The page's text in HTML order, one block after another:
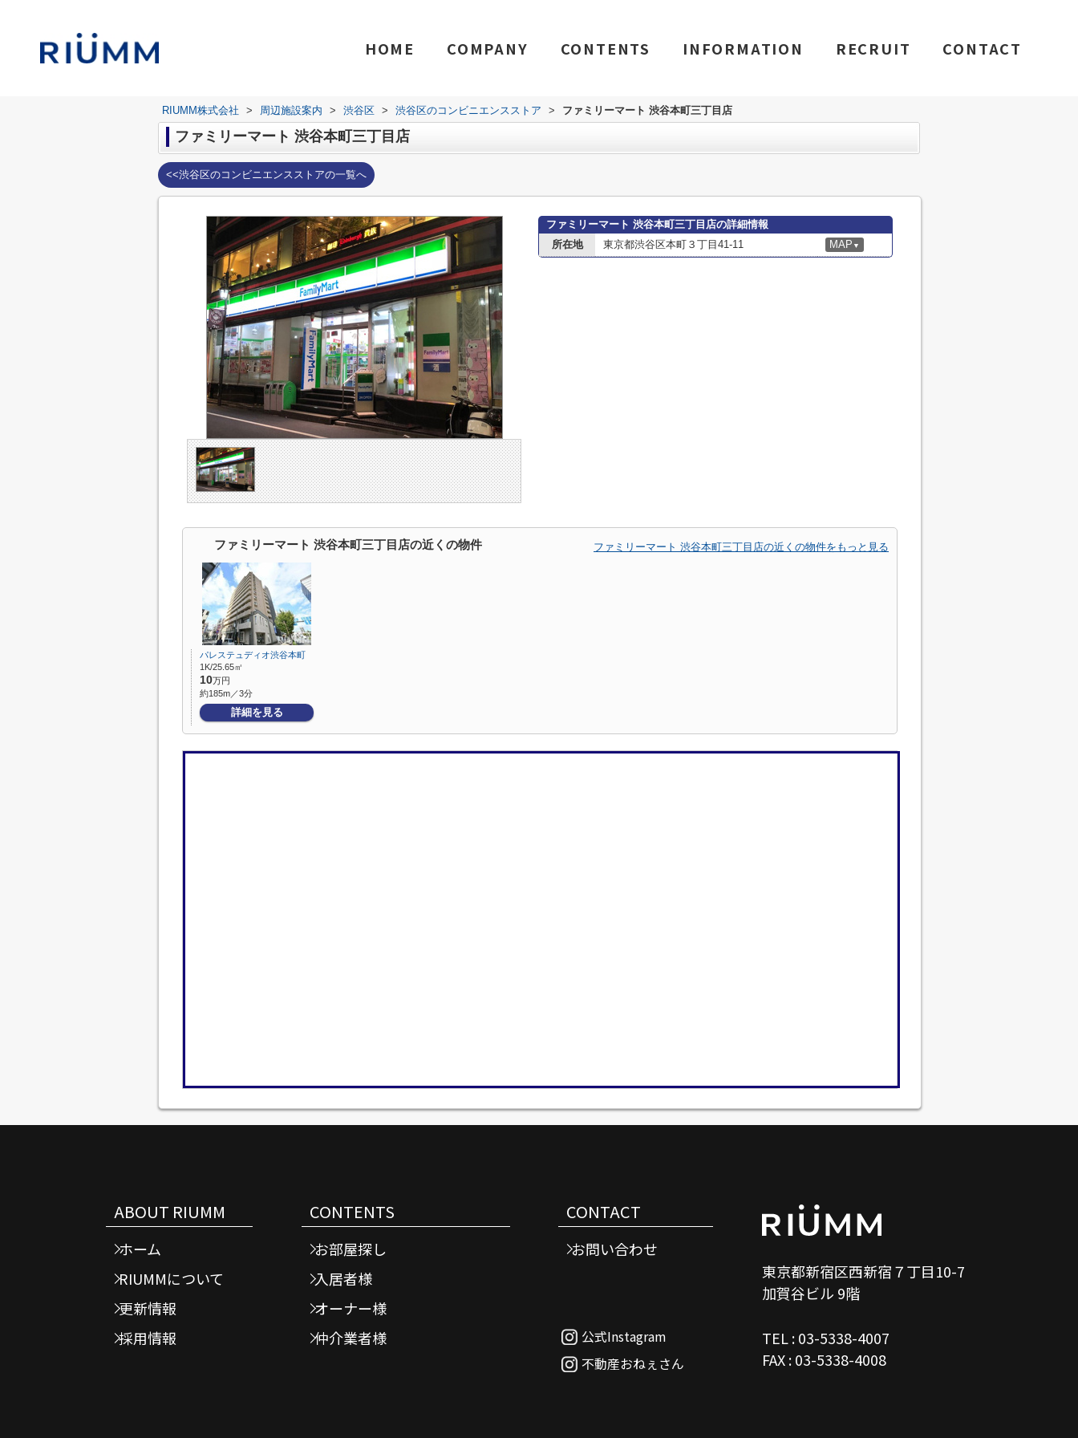
HOME COMPANY CONTENTS INFORMATION RECRUIT CONTACT
RIUMM株式会社 > 周辺施設案内 > 渋谷区 > 渋谷区のコンビニエンスストア > ファミリーマート 渋谷本町三丁目店
ファミリーマート 渋谷本町三丁目店
<<渋谷区のコンビニエンスストアの一覧へ
ファミリーマート 渋谷本町三丁目店の詳細情報
所在地
東京都渋谷区本町３丁目41-11 MAP ▼
ファミリーマート 渋谷本町三丁目店の近くの物件 ファミリーマート 渋谷本町三丁目店の近くの物件をもっと見る
パレステュディオ渋谷本町
1K/25.65㎡
10万円
約185m／3分
詳細を見る
ABOUT RIUMM
ホーム
RIUMMについて
更新情報
採用情報
CONTENTS
お部屋探し
入居者様
オーナー様
仲介業者様
CONTACT
お問い合わせ
公式Instagram
不動産おねぇさん
東京都新宿区西新宿７丁目10-7
加賀谷ビル 9階
TEL : 03-5338-4007
FAX : 03-5338-4008